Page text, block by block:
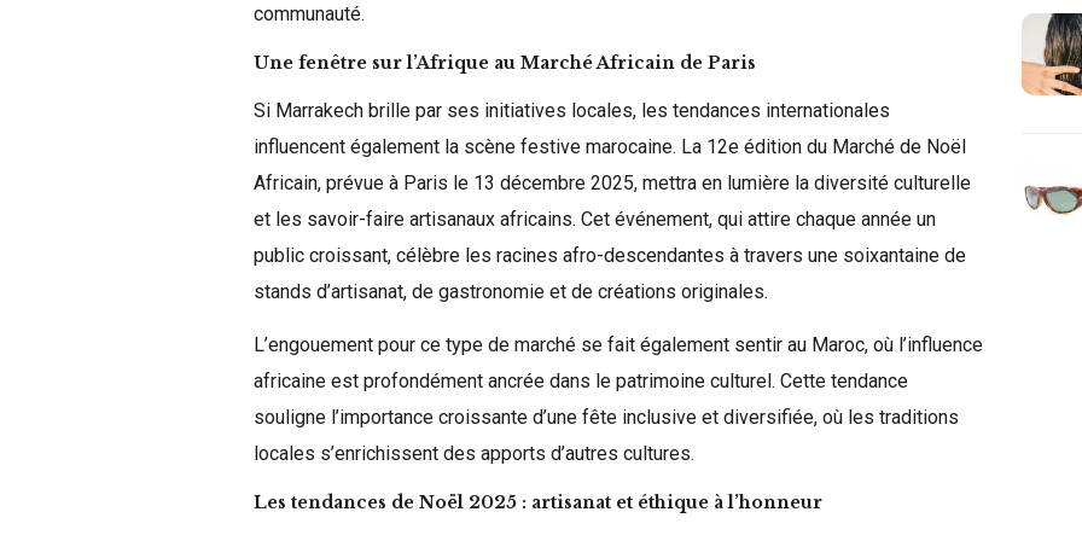
communauté.
Une fenêtre sur l’Afrique au Marché Africain de Paris
Si Marrakech brille par ses initiatives locales, les tendances internationales
influencent également la scène festive marocaine. La 12e édition du Marché de Noël
Africain, prévue à Paris le 13 décembre 2025, mettra en lumière la diversité culturelle
et les savoir-faire artisanaux africains. Cet événement, qui attire chaque année un
public croissant, célèbre les racines afro-descendantes à travers une soixantaine de
stands d’artisanat, de gastronomie et de créations originales.
L’engouement pour ce type de marché se fait également sentir au Maroc, où l’influence
africaine est profondément ancrée dans le patrimoine culturel. Cette tendance
souligne l’importance croissante d’une fête inclusive et diversifiée, où les traditions
locales s’enrichissent des apports d’autres cultures.
Les tendances de Noël 2025 : artisanat et éthique à l’honneur